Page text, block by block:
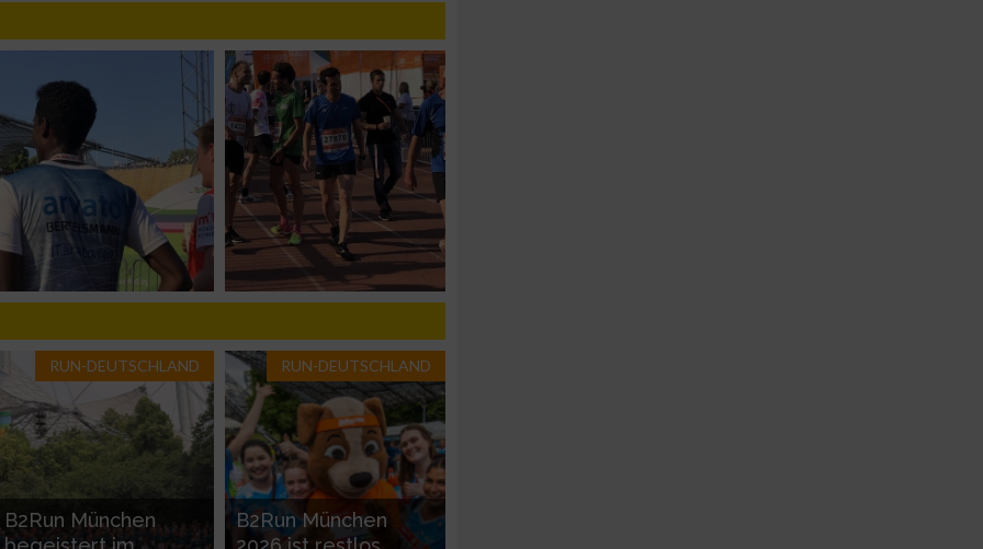
RUN-DEUTSCHLAND
B2Run München
RUN-DEUTSCHLAND
B2Run München